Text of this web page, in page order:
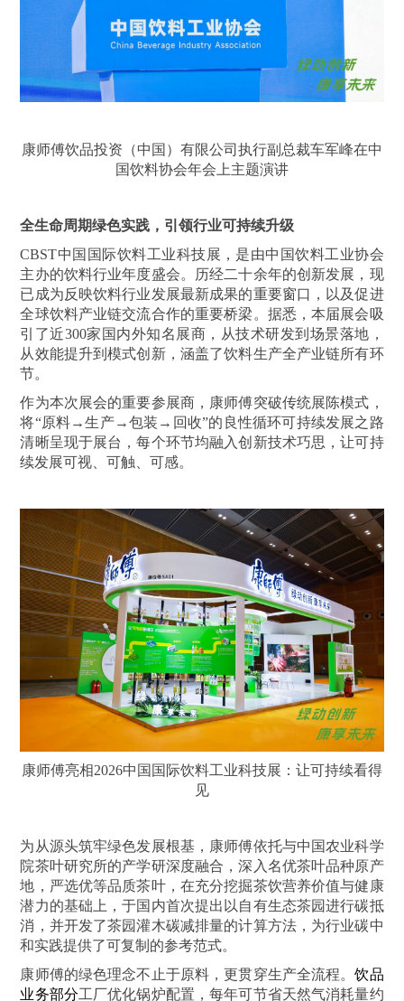
康师傅饮品投资（中国）有限公司执行副总裁车军峰在中
国饮料协会年会上主题演讲
全生命周期绿色实践，引领行业可持续升级
CBST中国国际饮料工业科技展，是由中国饮料工业协会
主办的饮料行业年度盛会。历经二十余年的创新发展，现
已成为反映饮料行业发展最新成果的重要窗口，以及促进
全球饮料产业链交流合作的重要桥梁。据悉，本届展会吸
引了近300家国内外知名展商，从技术研发到场景落地，
从效能提升到模式创新，涵盖了饮料生产全产业链所有环
节。
作为本次展会的重要参展商，康师傅突破传统展陈模式，
将“原料→生产→包装→回收”的良性循环可持续发展之路
清晰呈现于展台，每个环节均融入创新技术巧思，让可持
续发展可视、可触、可感。
康师傅亮相2026中国国际饮料工业科技展：让可持续看得
见
为从源头筑牢绿色发展根基，康师傅依托与中国农业科学
院茶叶研究所的产学研深度融合，深入名优茶叶品种原产
地，严选优等品质茶叶，在充分挖掘茶饮营养价值与健康
潜力的基础上，于国内首次提出以自有生态茶园进行碳抵
消，并开发了茶园灌木碳减排量的计算方法，为行业碳中
和实践提供了可复制的参考范式。
康师傅的绿色理念不止于原料，更贯穿生产全流程。饮品
业务部分工厂优化锅炉配置，每年可节省天然气消耗量约